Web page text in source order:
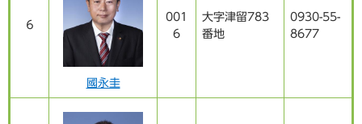
６
國永圭
001
6
大字津留783
番地
0930-55-
8677